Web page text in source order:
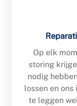
Op elk
storing
nodig
lossen en
te leggen